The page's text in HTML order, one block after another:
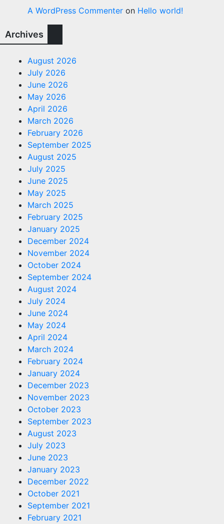
A WordPress Commenter on Hello world!
Archives
August 2026
July 2026
June 2026
May 2026
April 2026
March 2026
February 2026
September 2025
August 2025
July 2025
June 2025
May 2025
March 2025
February 2025
January 2025
December 2024
November 2024
October 2024
September 2024
August 2024
July 2024
June 2024
May 2024
April 2024
March 2024
February 2024
January 2024
December 2023
November 2023
October 2023
September 2023
August 2023
July 2023
June 2023
January 2023
December 2022
October 2021
September 2021
February 2021